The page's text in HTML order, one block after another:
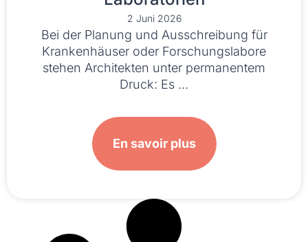
2 Juni 2026
Bei der Planung und Ausschreibung für
Krankenhäuser oder Forschungslabore
stehen Architekten unter permanentem
Druck: Es ...
En savoir plus